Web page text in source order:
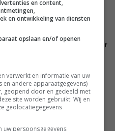
vraag naar geitenzuivel blijft
in Europese top
krimpt, pluimveesector
weg en doe vooral ook waar
wordt’
en content,
en ontwikkeling van diensten
opslaan en/of openen
verwerkt en informatie van uw
en andere apparaatgegevens)
geopend door en gedeeld met
site worden gebruikt. Wij en
geolocatiegegevens
uw persoonsgegevens